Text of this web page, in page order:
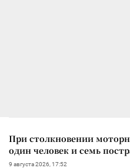
При столкновении
один человек и семь
9 августа 2026, 17:52